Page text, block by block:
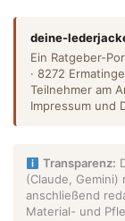
deine-
Ein Ratgeber-
· 8272
Teilnehmer am
Impressum und
Transparenz:
(Claude,
anschließend
Material- und